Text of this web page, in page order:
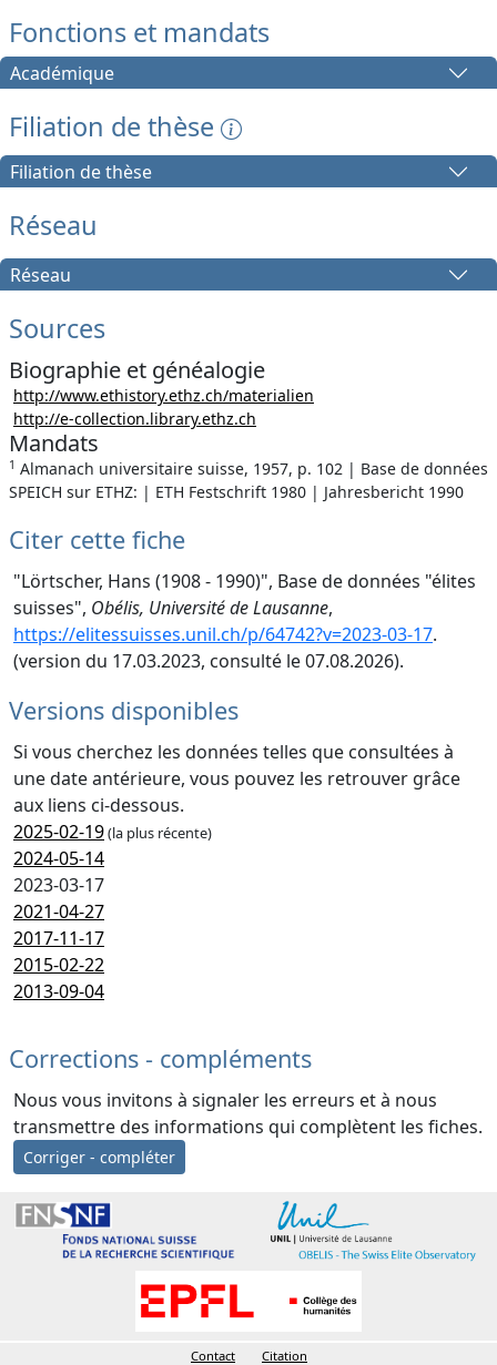
Fonctions et mandats
Académique
Filiation de thèse
Filiation de thèse
Réseau
Réseau
Sources
Biographie et généalogie
http://www.ethistory.ethz.ch/materialien
http://e-collection.library.ethz.ch
Mandats
1 Almanach universitaire suisse, 1957, p. 102 | Base de données
SPEICH sur ETHZ: | ETH Festschrift 1980 | Jahresbericht 1990
Citer cette fiche
"Lörtscher, Hans (1908 - 1990)", Base de données "élites
suisses", Obélis, Université de Lausanne,
https://elitessuisses.unil.ch/p/64742?v=2023-03-17.
(version du 17.03.2023, consulté le 07.08.2026).
Versions disponibles
Si vous cherchez les données telles que consultées à
une date antérieure, vous pouvez les retrouver grâce
aux liens ci-dessous.
2025-02-19(la plus récente)
2024-05-14
2023-03-17
2021-04-27
2017-11-17
2015-02-22
2013-09-04
Corrections - compléments
Nous vous invitons à signaler les erreurs et à nous
transmettre des informations qui complètent les fiches.
Corriger - compléter
Contact Citation